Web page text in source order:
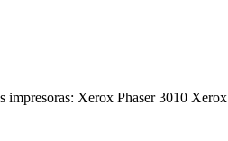
Xerox Phaser 3010